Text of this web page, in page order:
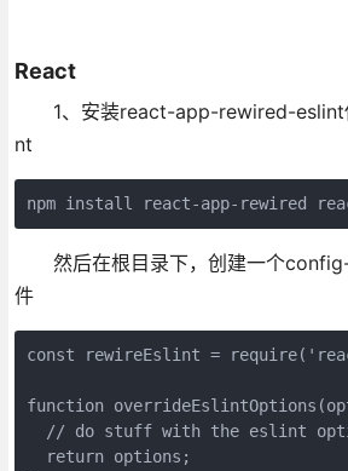
React
1、安装react-app-rewired-eslint
nt
npm install react-app-rewired
然后在根目录下，创建一个
件
const rewireEslint =
function
// do stuff with the eslint
  return options;